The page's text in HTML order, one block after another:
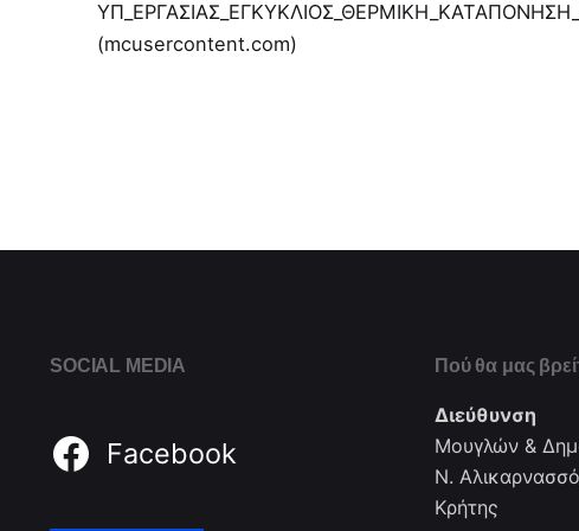
(mcusercontent.com)
SOCIAL MEDIA
Facebook
Πού θα μας
Διεύθυνση
Μουγλών &
Ν.
Κρήτης